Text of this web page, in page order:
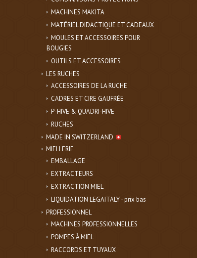
MACHINES MAKITA
MATÉRIEL DIDACTIQUE ET CADEAUX
MOULES ET ACCESSOIRES POUR
BOUGIES
OUTILS ET ACCESSOIRES
LES RUCHES
ACCESSOIRES DE LA RUCHE
CADRES ET CIRE GAUFRÉE
P-HIVE & QUADRI-HIVE
RUCHES
MADE IN SWITZERLAND
MIELLERIE
EMBALLAGE
EXTRACTEURS
EXTRACTION MIEL
LIQUIDATION LEGAITALY - prix bas
PROFESSIONNEL
MACHINES PROFESSIONNELLES
POMPES À MIEL
RACCORDS ET TUYAUX